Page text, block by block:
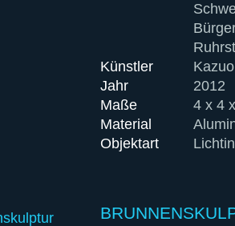
Künstler
Jahr
2012
Maße
4 x 4
Material
Objektart